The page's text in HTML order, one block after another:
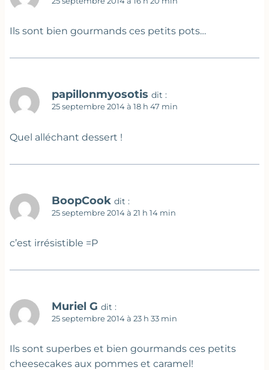
Ils sont bien gourmands ces petits pots…
papillonmyosotis dit :
25 septembre 2014 à 18 h 47 min
Quel alléchant dessert !
BoopCook dit :
25 septembre 2014 à 21 h 14 min
c’est irrésistible =P
Muriel G dit :
25 septembre 2014 à 23 h 33 min
Ils sont superbes et bien gourmands ces petits
cheesecakes aux pommes et caramel!